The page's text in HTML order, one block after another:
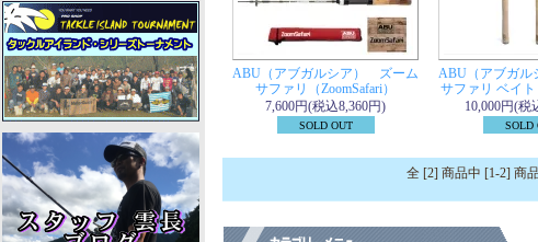
ABU（アブガルシア） ズーム
サファリ（ZoomSafari）
7,600円(税込8,360円)
SOLD OUT
ABU（アブガ
サファリ ベイト
10,000円(税
SOLD
全 [2] 商品中 [1-2] 商